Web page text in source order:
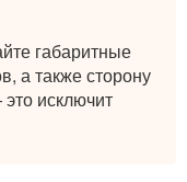
габаритные
а также сторону
исключит